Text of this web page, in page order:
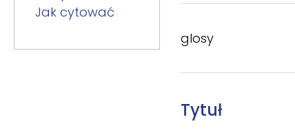
Jak cytować
glosy
Tytuł